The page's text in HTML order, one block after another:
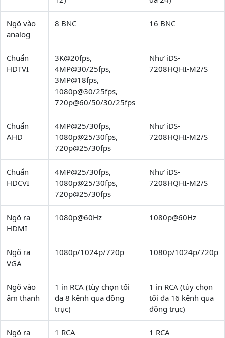
Ngõ vào
analog
8 BNC 16 BNC
Chuẩn
HDTVI
3K@20fps,
4MP@30/25fps,
3MP@18fps,
1080p@30/25fps,
720p@60/50/30/25fps
Như iDS-
7208HQHI-M2/S
Chuẩn
AHD
4MP@25/30fps,
1080p@25/30fps,
720p@25/30fps
Như iDS-
7208HQHI-M2/S
Chuẩn
HDCVI
4MP@25/30fps,
1080p@25/30fps,
720p@25/30fps
Như iDS-
7208HQHI-M2/S
Ngõ ra
HDMI
1080p@60Hz 1080p@60Hz
Ngõ ra
VGA
1080p/1024p/720p 1080p/1024p/720p
Ngõ vào
âm thanh
1 in RCA (tùy chọn tối
đa 8 kênh qua đồng
trục)
1 in RCA (tùy chọn
tối đa 16 kênh qua
đồng trục)
Ngõ ra
1 RCA 1 RCA